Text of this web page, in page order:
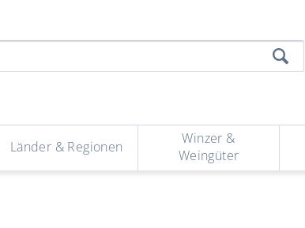
Länder & Regionen
Winzer &
Weingüter